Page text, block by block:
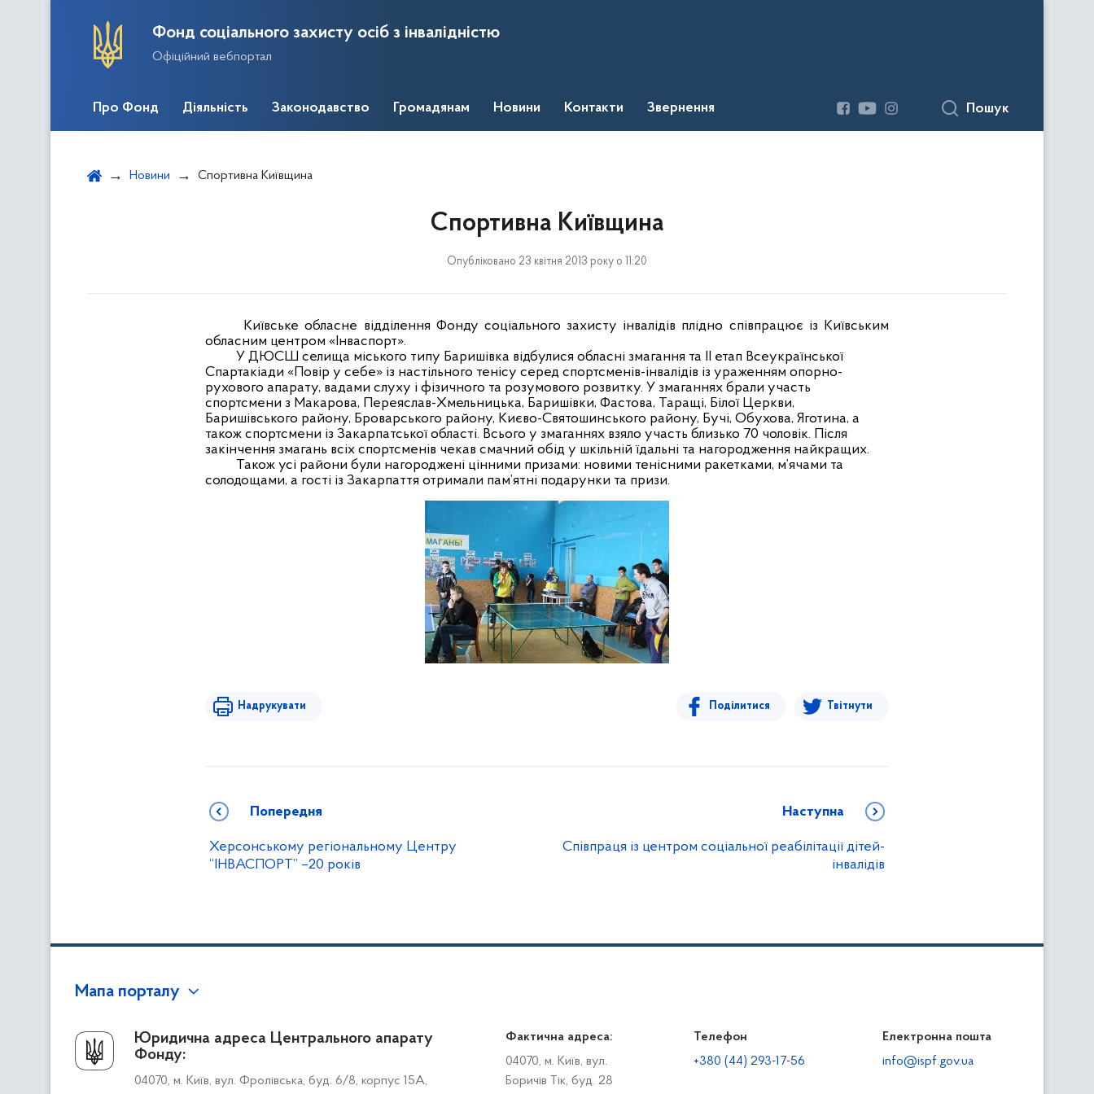
Фонд соціального захисту осіб з інвалідністю
Офіційний вебпортал
Про Фонд Діяльність Законодавство Громадянам Новини Контакти Звернення Пошук
Новини Спортивна Київщина
Спортивна Київщина
Опубліковано 23 квітня 2013 року о 11:20
Київське обласне відділення Фонду соціального захисту інвалідів плідно співпрацює із Київським
обласним центром «Інваспорт».
У ДЮСШ селища міського типу Баришівка відбулися обласні змагання та ІІ етап Всеукраїнської
Спартакіади «Повір у себе» із настільного тенісу серед спортсменів-інвалідів із ураженням опорно-
рухового апарату, вадами слуху і фізичного та розумового розвитку. У змаганнях брали участь
спортсмени з Макарова, Переяслав-Хмельницька, Баришівки, Фастова, Таращі, Білої Церкви,
Баришівського району, Броварського району, Києво-Святошинського району, Бучі, Обухова, Яготина, а
також спортсмени із Закарпатської області. Всього у змаганнях взяло участь близько 70 чоловік. Після
закінчення змагань всіх спортсменів чекав смачний обід у шкільній їдальні та нагородження найкращих.
Також усі райони були нагороджені цінними призами: новими тенісними ракетками, м’ячами та
солодощами, а гості із Закарпаття отримали пам’ятні подарунки та призи.
Надрукувати Поділитися Твітнути
Попередня
Херсонському регіональному Центру
“ІНВАСПОРТ” –20 років
Наступна
Співпраця із центром соціальної реабілітації дітей-
інвалідів
Мапа порталу
Про Фонд
Керівництво
Структура Фонду
Громадянам
Доступ до публічної інформації
Звіти щодо роботи із запитами на отримання публічної
Діяльність
Роботодавцям
Юридична адреса Центрального апарату
Фонду:
04070, м. Київ, вул. Фролівська, буд. 6/8, корпус 15А,
Фактична адреса:
04070, м. Київ, вул.
Боричів Тік, буд. 28
Телефон
+380 (44) 293-17-56
Електронна пошта
info@ispf.gov.ua